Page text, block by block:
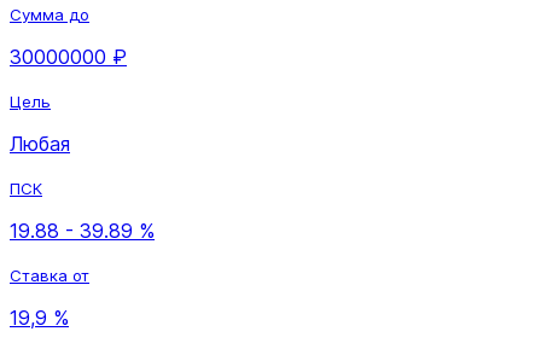
Сумма до
30000000 ₽
Цель
Любая
ПСК
19.88 - 39.89 %
Ставка от
19,9 %